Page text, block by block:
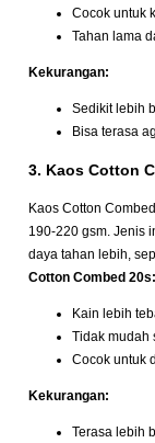
Cocok untuk
Tahan lama
Kekurangan:
Sedikit lebih
Bisa terasa
3. Kaos Cotton
Kaos Cotton
190-220 gsm. Jenis
daya tahan lebih,
Cotton Combed 20s:
Kain lebih
Tidak mudah
Cocok untuk
Kekurangan:
Terasa lebih